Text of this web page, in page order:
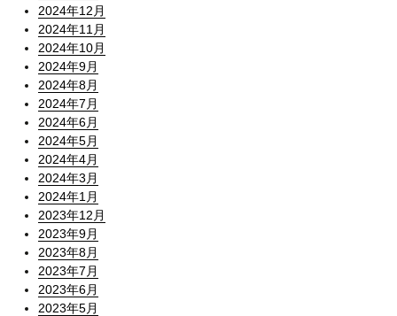
2024年12月
2024年11月
2024年10月
2024年9月
2024年8月
2024年7月
2024年6月
2024年5月
2024年4月
2024年3月
2024年1月
2023年12月
2023年9月
2023年8月
2023年7月
2023年6月
2023年5月